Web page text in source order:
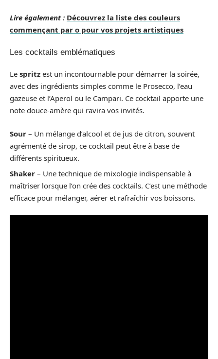
Lire également : Découvrez la liste des couleurs
commençant par o pour vos projets artistiques
Les cocktails emblématiques
Le spritz est un incontournable pour démarrer la soirée,
avec des ingrédients simples comme le Prosecco, l’eau
gazeuse et l’Aperol ou le Campari. Ce cocktail apporte une
note douce-amère qui ravira vos invités.
Sour – Un mélange d’alcool et de jus de citron, souvent
agrémenté de sirop, ce cocktail peut être à base de
différents spiritueux.
Shaker – Une technique de mixologie indispensable à
maîtriser lorsque l’on crée des cocktails. C’est une méthode
efficace pour mélanger, aérer et rafraîchir vos boissons.